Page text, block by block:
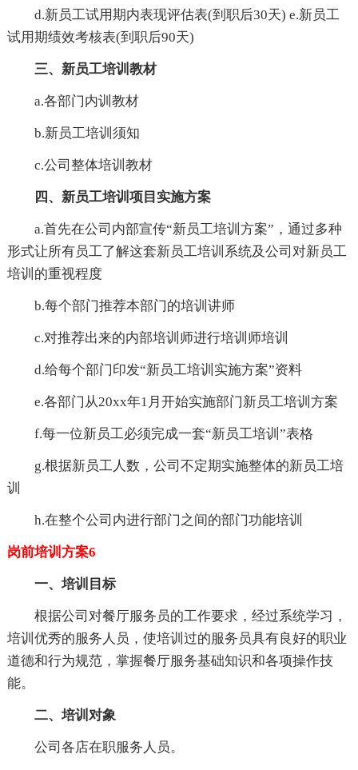
d.新员工试用期内表现评估表(到职后30天) e.新员工
试用期绩效考核表(到职后90天)
三、新员工培训教材
a.各部门内训教材
b.新员工培训须知
c.公司整体培训教材
四、新员工培训项目实施方案
a.首先在公司内部宣传“新员工培训方案”，通过多种
形式让所有员工了解这套新员工培训系统及公司对新员工
培训的重视程度
b.每个部门推荐本部门的培训讲师
c.对推荐出来的内部培训师进行培训师培训
d.给每个部门印发“新员工培训实施方案”资料
e.各部门从20xx年1月开始实施部门新员工培训方案
f.每一位新员工必须完成一套“新员工培训”表格
g.根据新员工人数，公司不定期实施整体的新员工培
训
h.在整个公司内进行部门之间的部门功能培训
岗前培训方案6
一、培训目标
根据公司对餐厅服务员的工作要求，经过系统学习，
培训优秀的服务人员，使培训过的服务员具有良好的职业
道德和行为规范，掌握餐厅服务基础知识和各项操作技
能。
二、培训对象
公司各店在职服务人员。